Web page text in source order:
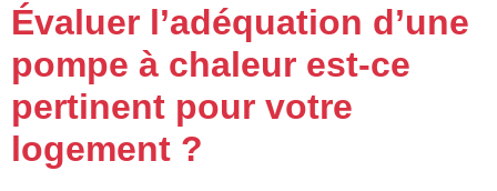
Évaluer l’adéquation d’une
pompe à chaleur est-ce
pertinent pour votre
logement ?